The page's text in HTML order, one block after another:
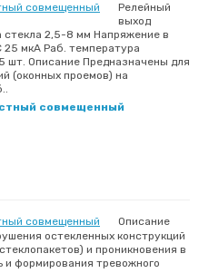
Релейный
выход
2,5-8 мм Напряжение в
мкА Раб. температура
Описание Предназначены для
(оконных проемов) на
совмещенный
Описание
остекленных конструкций
и проникновения в
и формирования тревожного